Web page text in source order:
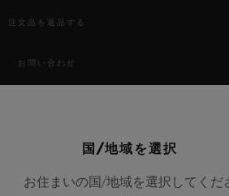
注文品を返品する
お問い合わせ
プライバシー
国/地域を選択
お住まいの国/地域を選択してくだ